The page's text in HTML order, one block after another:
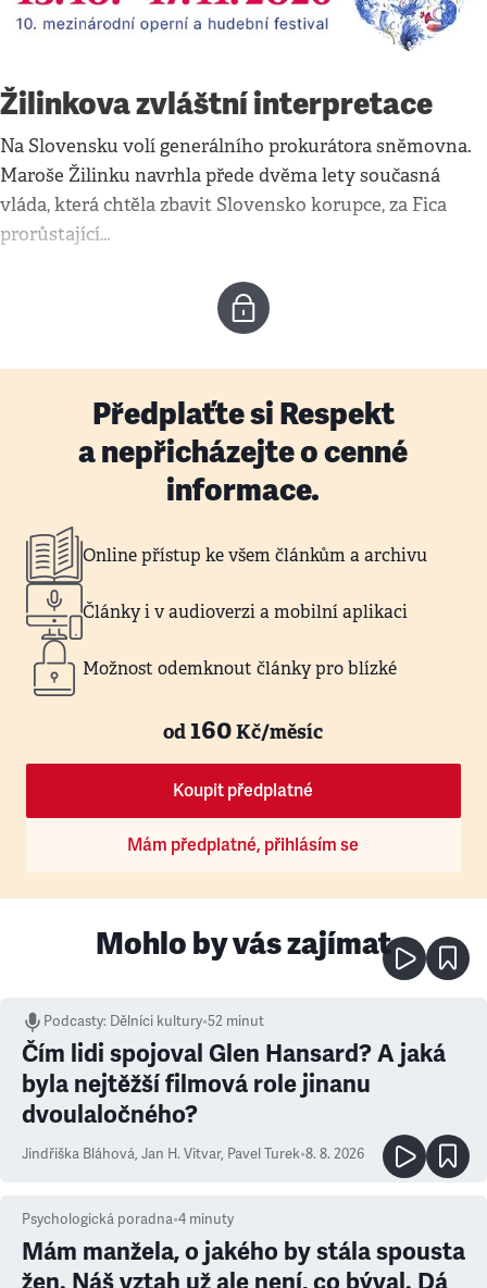
Žilinkova zvláštní interpretace
Na Slovensku volí generálního prokurátora sněmovna.
Maroše Žilinku navrhla přede dvěma lety současná
vláda, která chtěla zbavit Slovensko korupce, za Fica
prorůstající…
Předplaťte si Respekt
a nepřicházejte o cenné
informace.
Online přístup ke všem článkům a archivu
Články i v audioverzi a mobilní aplikaci
Možnost odemknout články pro blízké
od160Kč/měsíc
Koupit předplatné
Mám předplatné, přihlásím se
Mohlo by vás zajímat
Podcasty: Dělníci kultury•52 minut
Čím lidi spojoval Glen Hansard? A jaká
byla nejtěžší filmová role jinanu
dvoulaločného?
Jindřiška Bláhová, Jan H. Vitvar, Pavel Turek•8. 8. 2026
Psychologická poradna•4 minuty
Mám manžela, o jakého by stála spousta
žen. Náš vztah už ale není, co býval. Dá